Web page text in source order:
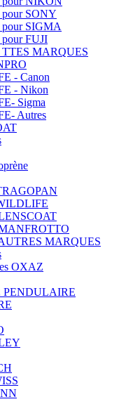
pour SONY
pour SIGMA
FUJI
MARQUES
- Canon
- Nikon
Sigma
Autres
MARQUES
OXAZ